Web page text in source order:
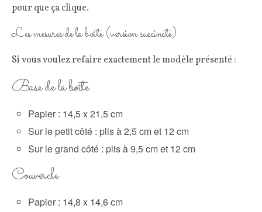
pour que ça clique.
Les mesures de la boîte (version succincte)
Si vous voulez refaire exactement le modèle présenté :
Base de la boîte
Papier : 14,5 x 21,5 cm
Sur le petit côté : plis à 2,5 cm et 12 cm
Sur le grand côté : plis à 9,5 cm et 12 cm
Couvercle
Papier : 14,8 x 14,6 cm